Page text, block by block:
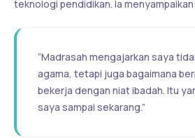
teknologi pendidikan. Ia menyampaikan:
“Madrasah mengajarkan saya
agama, tetapi juga bagaimana
bekerja dengan niat ibadah. Itu
saya sampai sekarang.”